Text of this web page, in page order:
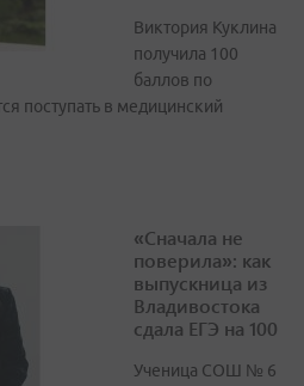
Виктория Куклина
получила 100
баллов по
поступать в медицинский
«Сначала не
поверила»: как
выпускница из
Владивостока
сдала ЕГЭ на 100
Ученица СОШ № 6